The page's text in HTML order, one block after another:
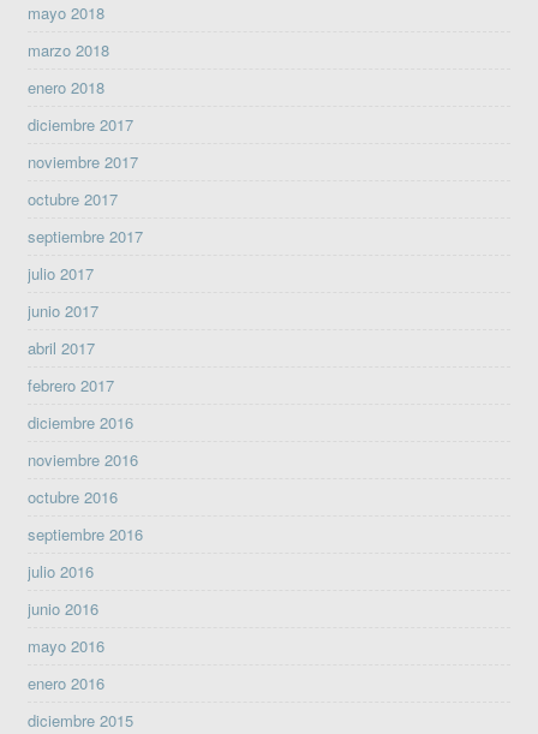
mayo 2018
marzo 2018
enero 2018
diciembre 2017
noviembre 2017
octubre 2017
septiembre 2017
julio 2017
junio 2017
abril 2017
febrero 2017
diciembre 2016
noviembre 2016
octubre 2016
septiembre 2016
julio 2016
junio 2016
mayo 2016
enero 2016
diciembre 2015